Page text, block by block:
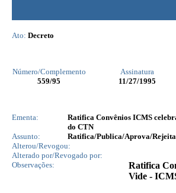
Ato: Decreto
Número/Complemento Assinatura
559/95 11/27/1995
Ementa:
Ratifica Convênios ICMS
do CTN
Assunto:
Ratifica/Publica/Aprova/
Alterou/Revogou:
Alterado por/Revogado por:
Observações:
Ratifica
Vide -